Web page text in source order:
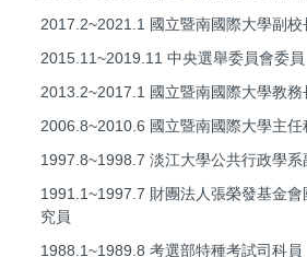
2017.2~2021.1 國立暨南國際大學副校
2015.11~2019.11 中央選舉委員會委員
2013.2~2017.1 國立暨南國際大學教務
2006.8~2010.6 國立暨南國際大學主任
1997.8~1998.7 淡江大學公共行政學系
1991.1~1997.7 財團法人張榮發基金
究員
1988.1~1989.8 考選部特種考試司科員